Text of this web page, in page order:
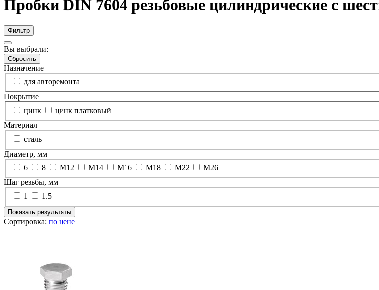
Пробки DIN 7604 резьбовые цилиндрические с
Фильтр
Вы выбрали:
Сбросить
Назначение
для авторемонта
Покрытие
цинк
цинк платковый
Материал
сталь
Диаметр, мм
6
8 М12 М14 М16 М18 М22
М26
Шаг резьбы, мм
1
1.5
Показать результаты
Сортировка: по цене